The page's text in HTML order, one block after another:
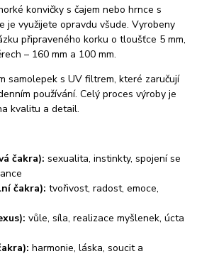
konvičky s čajem nebo hrnce s
je využijete opravdu všude. Vyrobeny
připraveného korku o tloušťce 5 mm,
– 160 mm a 100 mm.
samolepek s UV filtrem, které zaručují
používání. Celý proces výroby je
kvalitu a detail.
čakra): sexualita, instinkty, spojení se
čakra): tvořivost, radost, emoce,
vůle, síla, realizace myšlenek, úcta
harmonie, láska, soucit a